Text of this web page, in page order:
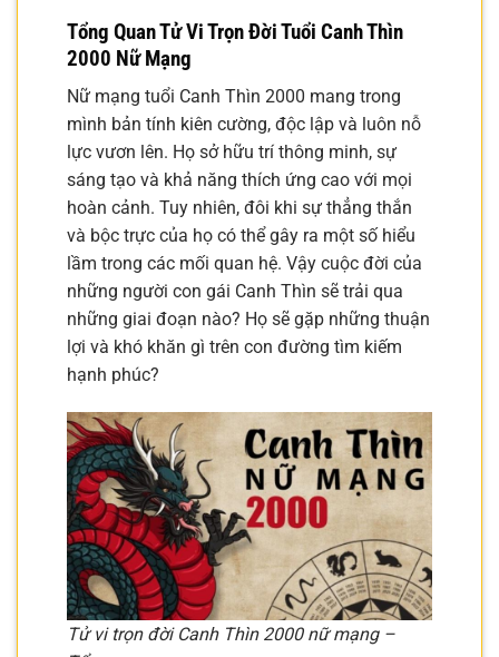
Tổng Quan Tử Vi Trọn Đời Tuổi Canh Thìn
2000 Nữ Mạng
Nữ mạng tuổi Canh Thìn 2000 mang trong
mình bản tính kiên cường, độc lập và luôn nỗ
lực vươn lên. Họ sở hữu trí thông minh, sự
sáng tạo và khả năng thích ứng cao với mọi
hoàn cảnh. Tuy nhiên, đôi khi sự thẳng thắn
và bộc trực của họ có thể gây ra một số hiểu
lầm trong các mối quan hệ. Vậy cuộc đời của
những người con gái Canh Thìn sẽ trải qua
những giai đoạn nào? Họ sẽ gặp những thuận
lợi và khó khăn gì trên con đường tìm kiếm
hạnh phúc?
Tử vi trọn đời Canh Thìn 2000 nữ mạng –